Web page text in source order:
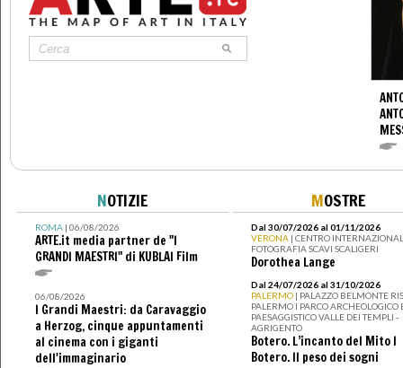
NOTIZIE
ROMA| 06/08/2026
ARTE.it media partner de "I
GRANDI MAESTRI" di KUBLAI Film
06/08/2026
I Grandi Maestri: da Caravaggio
a Herzog, cinque appuntamenti
al cinema con i giganti
dell'immaginario
MOSTRE
Dal 30/07/2026 al 01/11/2026
VERONA | CENTRO
FOTOGRAFIA SCAVI SCALIGERI
Dorothea Lange
Dal 24/07/2026 al 31/10/2026
PALERMO | PALAZZO BELMONTE
PALERMO I PARCO ARCHEOLOGICO
PAESAGGISTICO VALLE DEI TEMPLI -
AGRIGENTO
Botero. L’incanto del Mito I
Botero. Il peso dei sogni